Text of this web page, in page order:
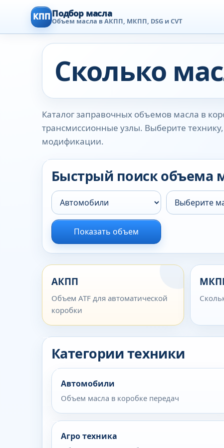
КПП Подбор масла
Объем масла в АКПП, МКПП, DSG и CVT
Сколько
Каталог заправочных объемов масла в
трансмиссионные узлы. Выберите
модификации.
Быстрый поиск объема
Показать объем
АКПП
Объем ATF для автоматической
коробки
Категории техники
Автомобили
Объем масла в коробке передач
Агро техника